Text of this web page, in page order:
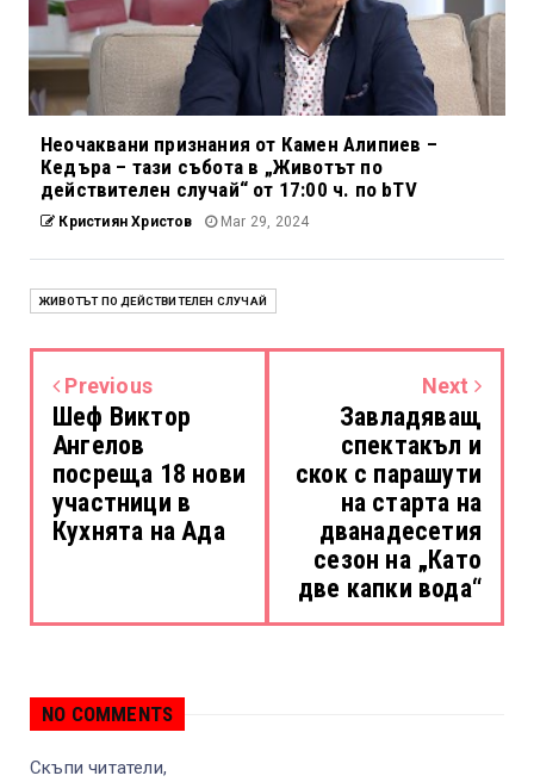
Неочаквани признания от Камен Алипиев –
Кедъра – тази събота в „Животът по
действителен случай“ от 17:00 ч. по bTV
Кристиян Христов Mar 29, 2024
ЖИВОТЪТ ПО ДЕЙСТВИТЕЛЕН СЛУЧАЙ
Previous
Шеф Виктор
Ангелов
посреща 18 нови
участници в
Кухнята на Ада
Next
Завладяващ
спектакъл и
скок с парашути
на старта на
дванадесетия
сезон на „Като
две капки вода“
NO COMMENTS
Скъпи читатели,